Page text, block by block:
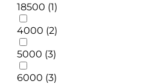
18500 (1)
4000 (2)
5000 (3)
6000 (3)